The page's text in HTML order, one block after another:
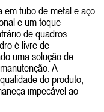
em tubo de metal e aço
e um toque
de quadros
é livre de
uma solução de
A
do produto,
impecável ao